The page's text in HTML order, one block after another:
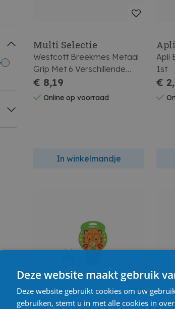
Multi Selectie
Westcott Breekmes Metaal
Grip Met 6 Verschillende
Mesjes
€ 8,19
Online op voorraad
In winkelmandje
Apli
Apli
1st
€
Deze website maakt gebruik
Deze website gebruikt cookies om uw
gebruiken, stemt u in met alle cookies in